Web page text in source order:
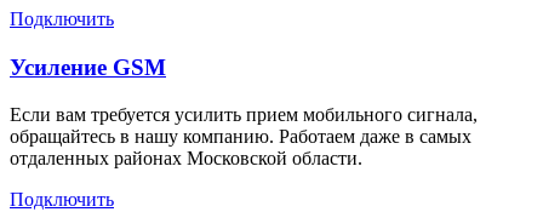
Подключить
Усиление GSM
Если вам требуется усилить прием мобильного сигнала,
обращайтесь в нашу компанию. Работаем даже в самых
отдаленных районах Московской области.
Подключить